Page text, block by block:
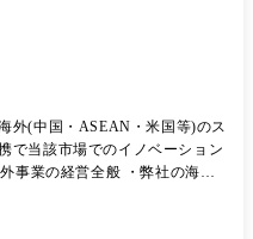
外(中国・ASEAN・米国等)のス
で当該市場でのイノベーション
事業の経営全般 ・弊社の海外
・提案、実行推進管理 ・海外現